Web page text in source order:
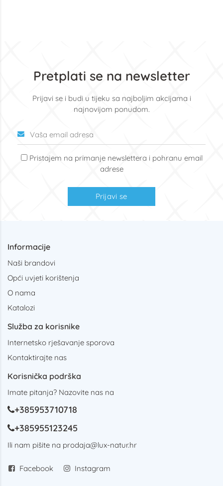
Pretplati se na newsletter
Prijavi se i budi u tijeku sa najboljim akcijama i
najnovijom ponudom.
Pristajem na primanje newslettera i pohranu email
adrese
Prijavi se
Informacije
Naši brandovi
Opći uvjeti korištenja
O nama
Katalozi
Služba za korisnike
Internetsko rješavanje sporova
Kontaktirajte nas
Korisnička podrška
Imate pitanja? Nazovite nas na
+385953710718
+385955123245
Ili nam pišite na prodaja@lux-natur.hr
Facebook Instagram